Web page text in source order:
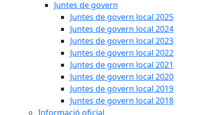
Juntes de govern
Juntes de govern local 2025
Juntes de govern local 2024
Juntes de govern local 2023
Juntes de govern local 2022
Juntes de govern local 2021
Juntes de govern local 2020
Juntes de govern local 2019
Juntes de govern local 2018
Informació oficial